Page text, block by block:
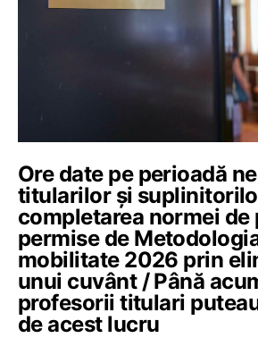
Ore date pe perioadă
titularilor și
completarea normei de
permise de
mobilitate 2026 prin
unui cuvânt / Până
profesorii titulari
de acest lucru